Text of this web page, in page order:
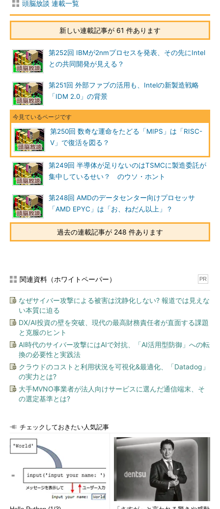
頭脳放談 連載一覧
新しい連載記事が 61 件あります
第252回 IBMが2nmプロセスを発表、その先にIntel
との共同開発が見える？
第251回 外部ファブの活用も、Intelの新製造戦略
「IDM 2.0」の背景
第250回 数奇な運命をたどる「MIPS」は「RISC-
V」で復活を図る？
第249回 半導体が足りないのはTSMCに製造委託が
集中しているせい？ のウソ・ホント
第248回 AMDのデータセンター向けプロセッサ
「AMD EPYC」は「お、ねだん以上」？
過去の連載記事が 248 件あります
関連資料（ホワイトペーパー） PR
なぜサイバー攻撃による被害は沈静化しない? 報道では見えな
い本質に迫る
DX/AI投資の壁を突破、現代の最高財務責任者が直面する課題
と克服のヒント
AI時代のサイバー攻撃にはAIで対抗、「AI活用型防御」への転
換の必要性と実践法
クラウドのコストと利用状況を可視化&最適化、「Datadog」
の実力とは?
大手MVNO事業者が法人向けサービスに選んだ通信端末、そ
の選定基準とは?
チェックしておきたい人気記事